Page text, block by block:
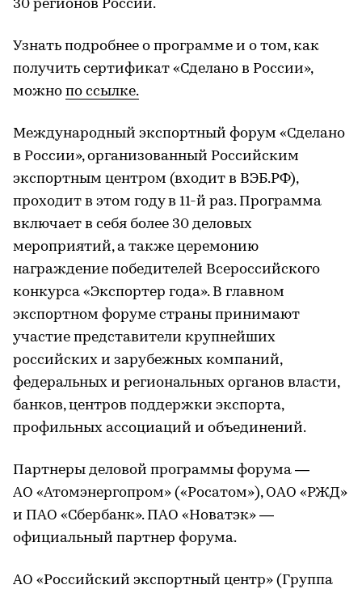
30 регионов России.
Узнать подробнее о программе и о том, как
получить сертификат «Сделано в России»,
можно по ссылке.
Международный экспортный форум «Сделано
в России», организованный Российским
экспортным центром (входит в ВЭБ.РФ),
проходит в этом году в 11-й раз. Программа
включает в себя более 30 деловых
мероприятий, а также церемонию
награждение победителей Всероссийского
конкурса «Экспортер года». В главном
экспортном форуме страны принимают
участие представители крупнейших
российских и зарубежных компаний,
федеральных и региональных органов власти,
банков, центров поддержки экспорта,
профильных ассоциаций и объединений.
Партнеры деловой программы форума —
АО «Атомэнергопром» («Росатом»), ОАО «РЖД»
и ПАО «Сбербанк». ПАО «Новатэк» —
официальный партнер форума.
АО «Российский экспортный центр» (Группа